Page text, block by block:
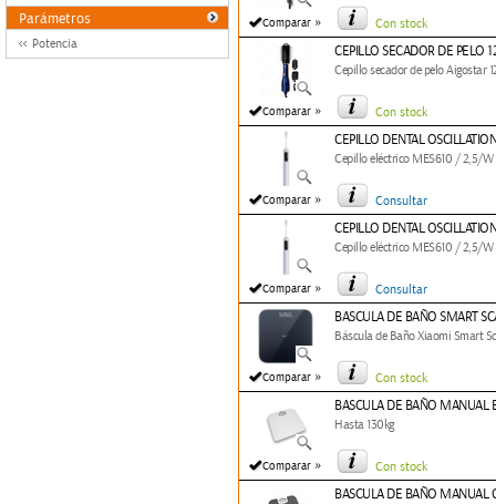
Parámetros
Potencia
Comparar » Con stock
Comparar »
CEPILLO SECADOR DE PELO
Cepillo secador de pelo Aigostar
Con stock
Comparar »
CEPILLO DENTAL
Cepillo eléctrico MES610 / 2,5/
Consultar
Comparar »
CEPILLO DENTAL
Cepillo eléctrico MES610 / 2,5/
Consultar
Comparar »
BASCULA DE BAÑO SMART
Báscula de Baño Xiaomi Smart
Con stock
Comparar »
BASCULA DE BAÑO MANUAL
Hasta 130kg
Con stock
BASCULA DE BAÑO MANUAL